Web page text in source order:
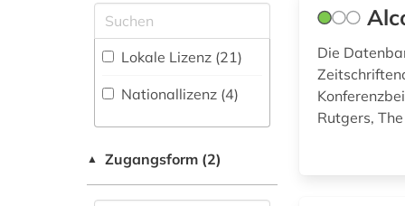
Skandinavistik (31)
Geschichte (48)
Geschichte der
Pädagogik und des
Bildungswesens (2)
arbeitspsychologie
(1)
arbeitssicherheit (2)
arbeitssoziologie (1)
Volltextdatenbank
(179 )
Wörterbuch,
Enzyklopädie,
Nachschlagwerk (59
Zeitschriftenbibliographie
Lokale Lizenz (21)
Nationallizenz (4)
▲ Zugangsform (2)
Die
Rutgers,